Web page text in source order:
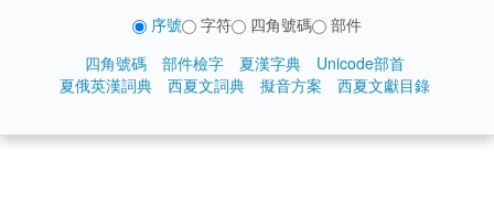
序號 字符 四角號碼
部件
四角號碼
部件檢字 夏漢字典
Unicode部首
夏俄英漢詞典
西夏文詞典 擬音方案 西夏文獻目錄